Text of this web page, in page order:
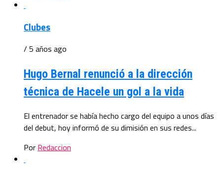
Clubes
/ 5 años ago
Hugo Bernal renunció a la dirección
técnica de Hacele un gol a la vida
El entrenador se había hecho cargo del equipo a unos días
del debut, hoy informó de su dimisión en sus redes...
Por Redaccion